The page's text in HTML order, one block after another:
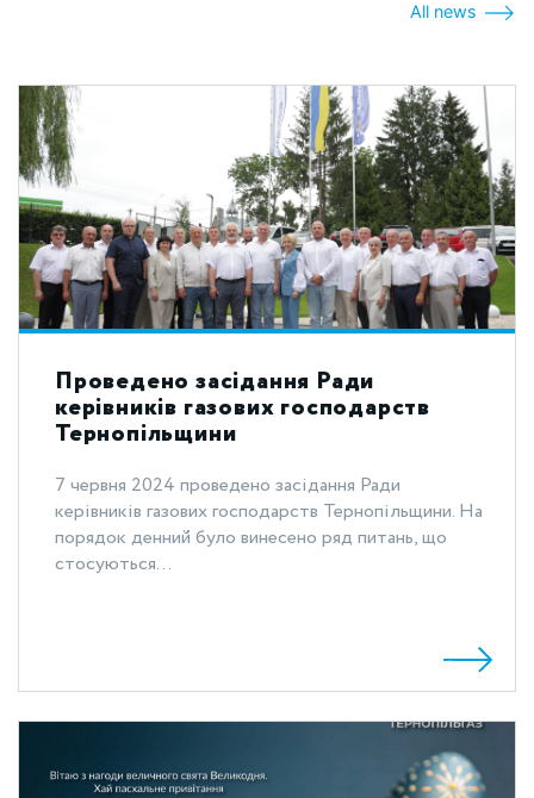
All news
Проведено засідання Ради
керівників газових господарств
Тернопільщини
7 червня 2024 проведено засідання Ради
керівників газових господарств Тернопільщини. На
порядок денний було винесено ряд питань, що
стосуються...